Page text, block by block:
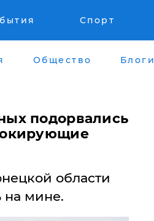
Спорт
Общество Блоги
подорвались
области
на мине.